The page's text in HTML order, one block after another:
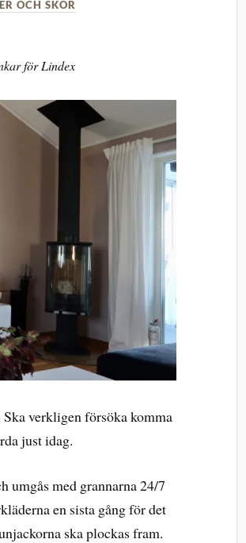
OCH SKOR
för Lindex
verkligen försöka komma
just idag.
umgås med grannarna 24/7
en sista gång för det
ska plockas fram.